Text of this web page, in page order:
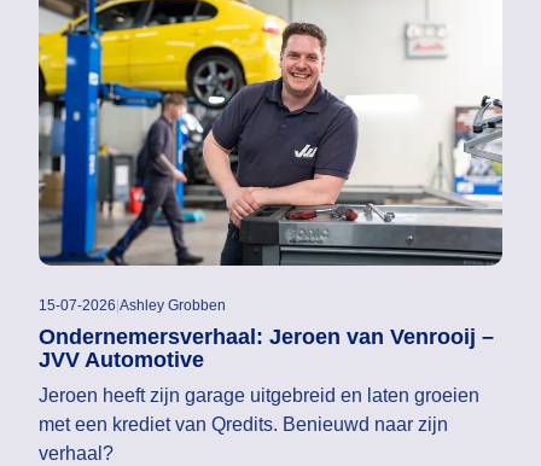
15-07-2026|Ashley Grobben
Ondernemersverhaal: Jeroen van Venrooij –
JVV Automotive
Jeroen heeft zijn garage uitgebreid en laten groeien
met een krediet van Qredits. Benieuwd naar zijn
verhaal?